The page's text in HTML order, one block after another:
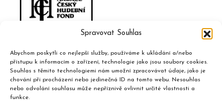
Spravovat Souhlas
Abychom poskytli co nejlepší služby, používáme k ukládání a/nebo
přístupu k informacím o zařízení, technologie jako jsou soubory cookies.
Souhlas s těmito technologiemi nám umožní zpracovávat údaje, jako je
chování při procházení nebo jedinečná ID na tomto webu. Nesouhlas
nebo odvolání souhlasu může nepříznivě ovlivnit určité vlastnosti a
funkce.